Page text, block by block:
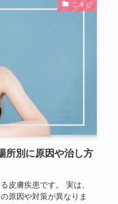
ニキビ
所別に原因や治し方
皮膚疾患です。 実は、
原因や対策が異なりま